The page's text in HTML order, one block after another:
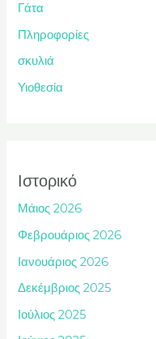
Γάτα
Πληροφορίες
σκυλιά
Υιοθεσία
Ιστορικό
Μάιος 2026
Φεβρουάριος 2026
Ιανουάριος 2026
Δεκέμβριος 2025
Ιούλιος 2025